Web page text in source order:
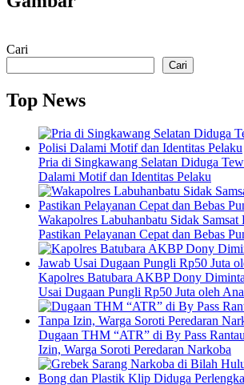
Cari
Cari
Top News
Pria di Singkawang Selatan Diduga
Dalami Motif dan Identitas Pelaku
Wakapolres Labuhanbatu Sidak Samsat
Pastikan Pelayanan Cepat dan Bebas
Kapolres Batubara AKBP Dony
Usai Dugaan Pungli Rp50 Juta oleh
Dugaan THM “ATR” di By Pass
Izin, Warga Soroti Peredaran Narkoba